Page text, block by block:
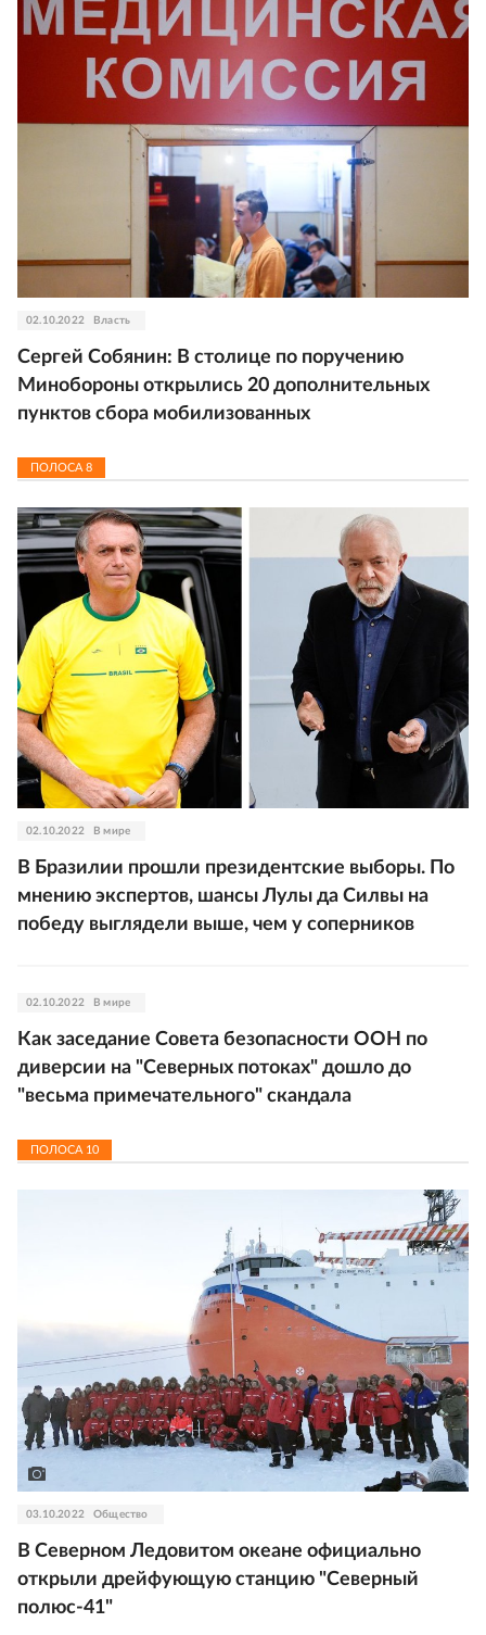
02.10.2022 Власть
Сергей Собянин: В столице по поручению
Минобороны открылись 20 дополнительных
пунктов сбора мобилизованных
ПОЛОСА 8
02.10.2022 В мире
В Бразилии прошли президентские выборы. По
мнению экспертов, шансы Лулы да Силвы на
победу выглядели выше, чем у соперников
02.10.2022 В мире
Как заседание Совета безопасности ООН по
диверсии на "Северных потоках" дошло до
"весьма примечательного" скандала
ПОЛОСА 10
03.10.2022 Общество
В Северном Ледовитом океане официально
открыли дрейфующую станцию "Северный
полюс-41"